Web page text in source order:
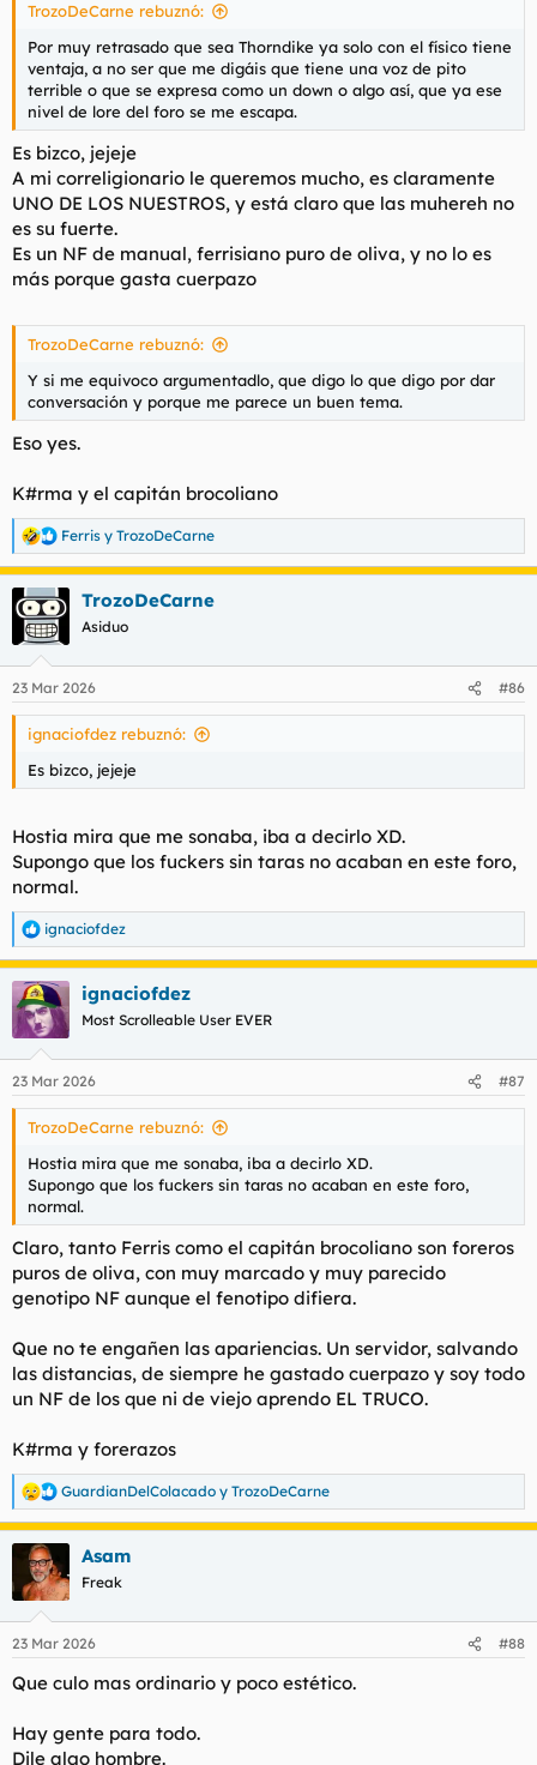
TrozoDeCarne rebuznó:
Por muy retrasado que sea Thorndike ya solo con el físico tiene
ventaja, a no ser que me digáis que tiene una voz de pito
terrible o que se expresa como un down o algo así, que ya ese
nivel de lore del foro se me escapa.
Es bizco, jejeje
A mi correligionario le queremos mucho, es claramente
UNO DE LOS NUESTROS, y está claro que las muhereh no
es su fuerte.
Es un NF de manual, ferrisiano puro de oliva, y no lo es
más porque gasta cuerpazo
TrozoDeCarne rebuznó:
Y si me equivoco argumentadlo, que digo lo que digo por dar
conversación y porque me parece un buen tema.
Eso yes.
K#rma y el capitán brocoliano
R
e
a
c
c
i
e
s
Ferris y TrozoDeCarne
TrozoDeCarne
Asiduo
23 Mar 2026 #86
ignaciofdez rebuznó:
Es bizco, jejeje
Hostia mira que me sonaba, iba a decirlo XD.
Supongo que los fuckers sin taras no acaban en este foro,
normal.
R
e
a
c
c
i
e
s
ignaciofdez
ignaciofdez
Most Scrolleable User EVER
23 Mar 2026 #87
TrozoDeCarne rebuznó:
Hostia mira que me sonaba, iba a decirlo XD.
Supongo que los fuckers sin taras no acaban en este foro,
normal.
Claro, tanto Ferris como el capitán brocoliano son foreros
puros de oliva, con muy marcado y muy parecido
genotipo NF aunque el fenotipo difiera.
Que no te engañen las apariencias. Un servidor, salvando
las distancias, de siempre he gastado cuerpazo y soy todo
un NF de los que ni de viejo aprendo EL TRUCO.
K#rma y forerazos
R
e
a
i
e
:
GuardianDelColacado y TrozoDeCarne
Asam
Freak
23 Mar 2026 #88
Que culo mas ordinario y poco estético.
Hay gente para todo.
Dile algo hombre.